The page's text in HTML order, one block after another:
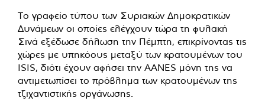
Το γραφείο τύπου των Συριακών Δημοκρατικών
Δυνάμεων οι οποίες ελέγχουν τώρα τη φυλακή
Σινά εξέδωσε δήλωση την Πέμπτη, επικρίνοντας τις
χώρες με υπηκόους μεταξύ των κρατουμένων του
ISIS, διότι έχουν αφήσει την AANES μόνη της να
αντιμετωπίσει το πρόβλημα των κρατουμένων της
τζιχαντιστικής οργάνωσης.